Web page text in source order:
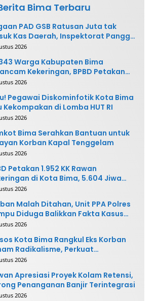
Bima Terbaru
PAD GSB Ratusan Juta tak
Kas Daerah, Inspektorat Panggil
Terkait
2026
Warga Kabupaten Bima
Kekeringan, BPBD Petakan
Rawan
2026
Pegawai Diskominfotik Kota Bima
Kekompakan di Lomba HUT RI
2026
Bima Serahkan Bantuan untuk
Korban Kapal Tenggelam
2026
Petakan 1.952 KK Rawan
di Kota Bima, 5.604 Jiwa
Terdampak
2026
Malah Ditahan, Unit PPA Polres
Diduga Balikkan Fakta Kasus
2026
Kota Bima Rangkul Eks Korban
Radikalisme, Perkuat
Sosial
2026
Apresiasi Proyek Kolam Retensi,
Penanganan Banjir Terintegrasi
2026